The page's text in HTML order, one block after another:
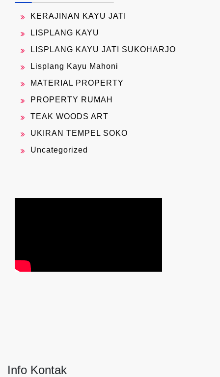
KERAJINAN KAYU JATI
LISPLANG KAYU
LISPLANG KAYU JATI SUKOHARJO
Lisplang Kayu Mahoni
MATERIAL PROPERTY
PROPERTY RUMAH
TEAK WOODS ART
UKIRAN TEMPEL SOKO
Uncategorized
Info Kontak